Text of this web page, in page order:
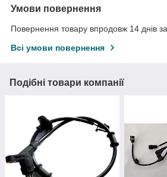
Умови повернення
Повернення товару впродовж 14 днів
Всі умови повернення
Подібні товари компанії